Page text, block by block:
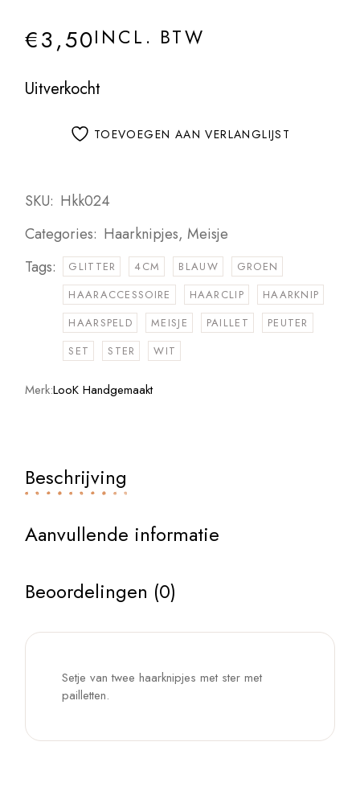
€3,50INCL. BTW
Uitverkocht
TOEVOEGEN AAN VERLANGLIJST
SKU: Hkk024
Categories: Haarknipjes,Meisje
Tags:
GLITTER 4CM BLAUW
GROEN
HAARACCESSOIRE
HAARCLIP
HAARKNIP
HAARSPELD
MEISJE PAILLET
PEUTER
SET
STER WIT
Merk:LooK Handgemaakt
Beschrijving
Aanvullende informatie
Beoordelingen (0)
Setje van twee haarknipjes met ster met
pailletten.